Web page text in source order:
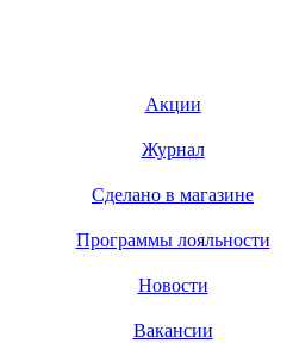
Акции
Журнал
Сделано в магазине
Программы лояльности
Новости
Вакансии